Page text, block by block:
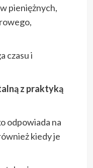
pieniężnych,
czasu i
z praktyką
odpowiada na
kiedy je